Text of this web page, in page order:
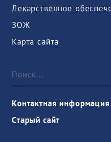
Лекарственное
ЗОЖ
Карта сайта
Контактная информация
Старый сайт